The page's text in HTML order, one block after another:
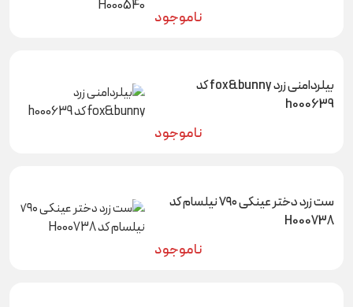
ناموجود
بیلردامنی زرد fox&bunny کد
h000639
ناموجود
ست زرد دختر عینکی ۷۹۰ نیلسام کد
H000738
ناموجود